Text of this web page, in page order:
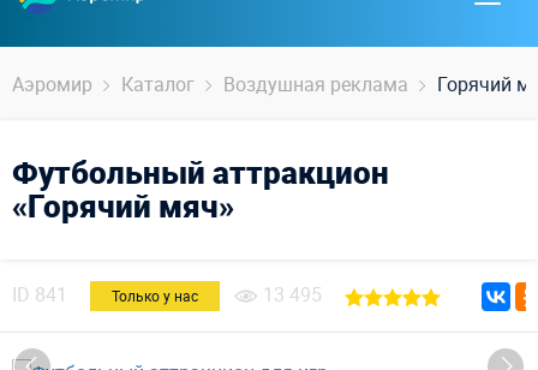
Аэромир Каталог Воздушная реклама Горячий
Футбольный аттракцион
«Горячий мяч»
ID 841 Только у нас 13 495